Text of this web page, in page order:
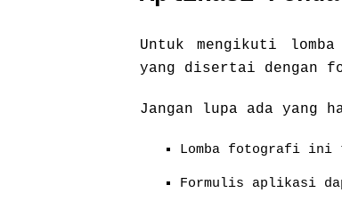
Untuk mengikuti
yang disertai dengan
Jangan lupa ada yang
Lomba fotografi ini
Formulis aplikasi